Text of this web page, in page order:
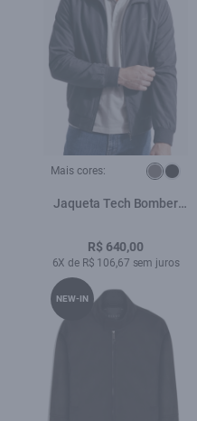
Mais cores:
Jaqueta Tech Bomber
R$ 640,00
6X de R$ 106,67 sem juros
NEW-IN